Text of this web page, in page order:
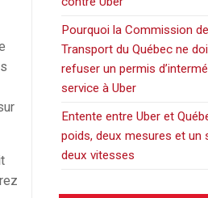
Pourquoi la Commission
Transport du Québec ne
refuser un permis
service à Uber
Entente entre Uber et
poids, deux mesures et un
deux vitesses